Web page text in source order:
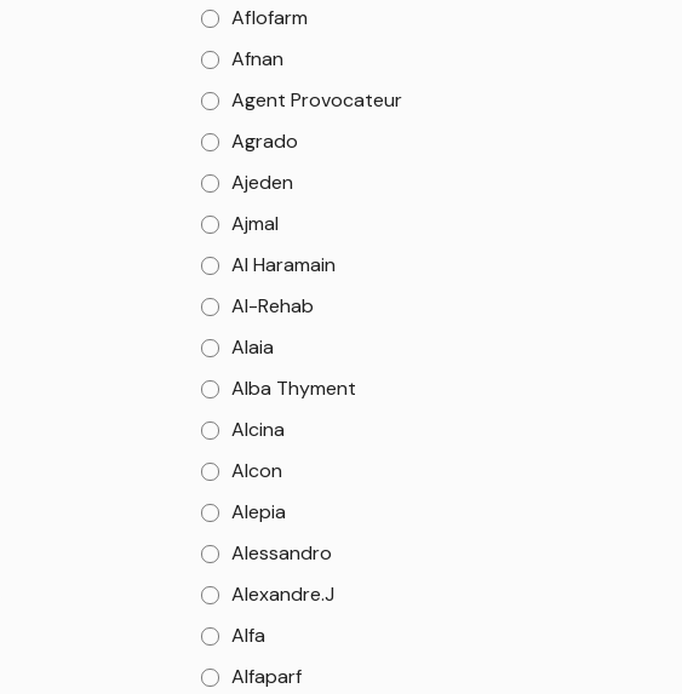
Aflofarm
Afnan
Agent Provocateur
Agrado
Ajeden
Ajmal
Al Haramain
Al-Rehab
Alaia
Alba Thyment
Alcina
Alcon
Alepia
Alessandro
Alexandre.J
Alfa
Alfaparf